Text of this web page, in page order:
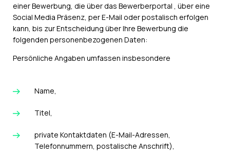
einer Bewerbung, die über das Bewerberportal , über eine
Social Media Präsenz, per E-Mail oder postalisch erfolgen
kann, bis zur Entscheidung über Ihre Bewerbung die
folgenden personenbezogenen Daten:
Persönliche Angaben umfassen insbesondere
Name,
Titel,
private Kontaktdaten (E-Mail-Adressen,
Telefonnummern, postalische Anschrift),